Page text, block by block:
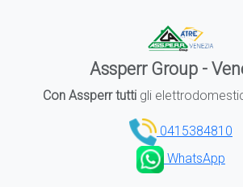
Assperr Group -
Con Assperr tuttigli
0415384810
WhatsApp